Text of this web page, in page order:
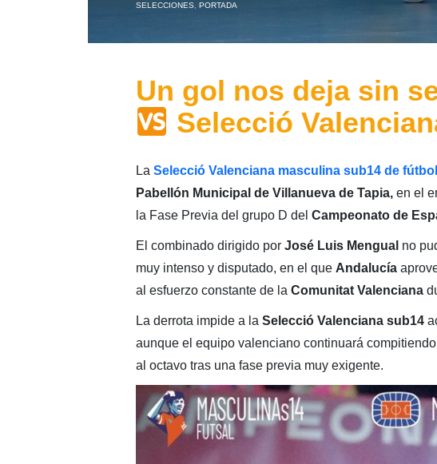
SELECCIONES, PORTADA
Un gol nos deja sin
Selecció
La Selecció Valenciana masculina sub14 de
Pabellón Municipal de Villanueva de Tapia,en el
la Fase Previa del grupo D del Campeonato de
El combinado dirigido por José Luis Mengual no
muy intenso y disputado, en el que Andalucía
al esfuerzo constante de la Comunitat Valenciana
La derrota impide a la Selecció Valenciana sub14
aunque el equipo valenciano continuará
al octavo tras una fase previa muy exigente.